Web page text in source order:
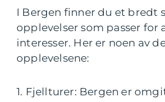
I Bergen finner du et bredt
opplevelser som passer for
interesser. Her er noen av
opplevelsene:
1. Fjellturer: Bergen er